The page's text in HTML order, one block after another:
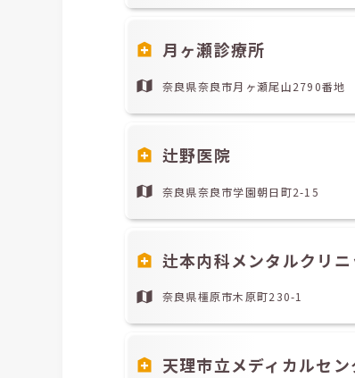
月ヶ瀬診療所
奈良県奈良市月ヶ瀬尾山2790番地
辻野医院
奈良県奈良市学園朝日町2-15
辻本内科メンタルクリニ
奈良県橿原市木原町230-1
天理市立メディカルセン